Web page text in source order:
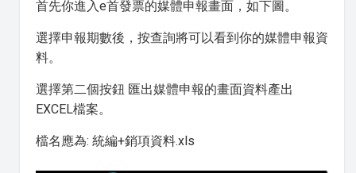
首先你進入e首發票的媒體申報畫面，如下圖。
選擇申報期數後，按查詢將可以看到你的媒體申報資
料。
選擇第二個按鈕 匯出媒體申報的畫面資料產出
EXCEL檔案。
檔名應為: 統編+銷項資料.xls